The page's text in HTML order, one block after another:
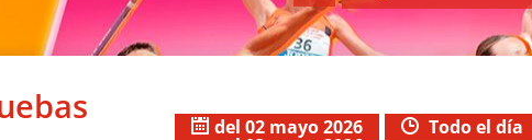
Todo el día
del 02 mayo 2026